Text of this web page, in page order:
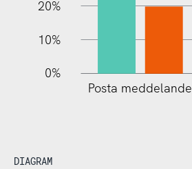
20%
10%
0%
Posta meddelande
DIAGRAM